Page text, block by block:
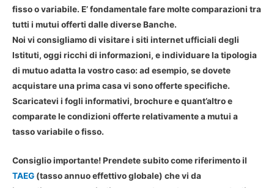
fisso o variabile. E’ fondamentale fare molte comparazioni tra
tutti i mutui offerti dalle diverse Banche.
Noi vi consigliamo di visitare i siti internet ufficiali degli
Istituti, oggi ricchi di informazioni, e individuare la tipologia
di mutuo adatta la vostro caso: ad esempio, se dovete
acquistare una prima casa vi sono offerte specifiche.
Scaricatevi i fogli informativi, brochure e quant’altro e
comparate le condizioni offerte relativamente a mutui a
tasso variabile o fisso.
Consiglio importante! Prendete subito come riferimento il
TAEG (tasso annuo effettivo globale) che vi da